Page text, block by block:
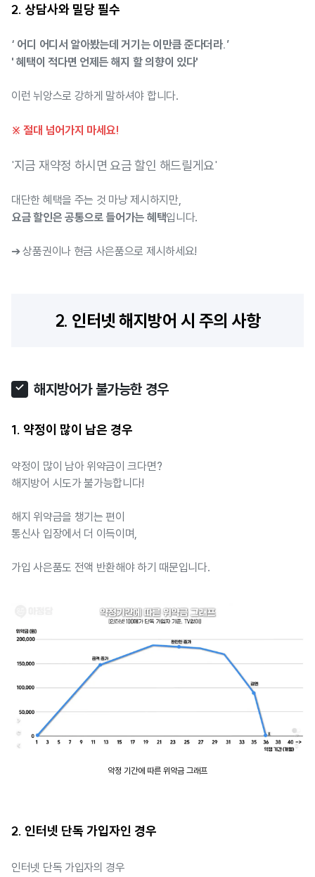
2. 상담사와 밀당 필수
‘ 어디 어디서 알아봤는데 거기는 이만큼 준다더라.’
' 혜택이 적다면 언제든 해지 할 의향이 있다'
이런 뉘앙스로 강하게 말하셔야 합니다.
※ 절대 넘어가지 마세요!
'지금 재약정 하시면 요금 할인 해드릴게요'
대단한 혜택을 주는 것 마냥 제시하지만,
요금 할인은 공통으로 들어가는 혜택입니다.
➔ 상품권이나 현금 사은품으로 제시하세요!
2. 인터넷 해지방어 시 주의 사항
해지방어가 불가능한 경우
1. 약정이 많이 남은 경우
약정이 많이 남아 위약금이 크다면?
해지방어 시도가 불가능합니다!
해지 위약금을 챙기는 편이
통신사 입장에서 더 이득이며,
가입 사은품도 전액 반환해야 하기 때문입니다.
약정 기간에 따른 위약금 그래프
2. 인터넷 단독 가입자인 경우
인터넷 단독 가입자의 경우